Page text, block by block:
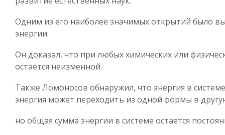
Одним из его наиболее значимых открытий было
энергии.
Он доказал, что при любых химических или
остается неизменной.
Также Ломоносов обнаружил, что энергия в
энергия может переходить из одной формы в
но общая сумма энергии в системе остается